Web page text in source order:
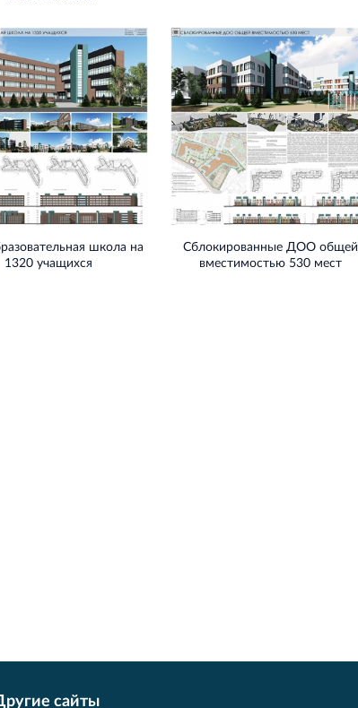
школа на
1320 учащихся
Сблокированные ДОО общей
вместимостью 530 мест
сайты